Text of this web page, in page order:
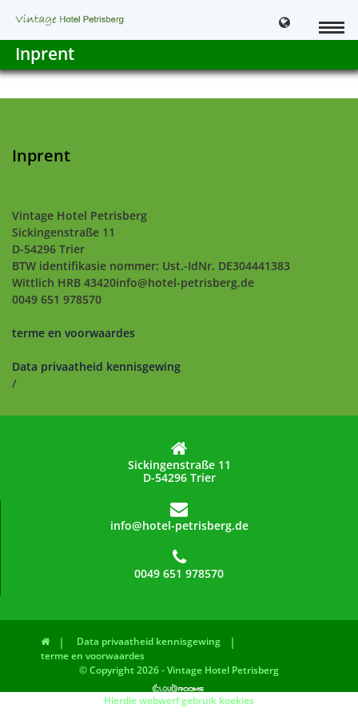
Inprent
Inprent
Vintage Hotel Petrisberg
Sickingenstraße 11
D-54296 Trier
BTW identifikasie nommer: Ust.-IdNr. DE304441383
Wittlich HRB 43420info@hotel-petrisberg.de
0049 651 978570
terme en voorwaardes
Data privaatheid kennisgewing
/
Sickingenstraße 11
D-54296 Trier
info@hotel-petrisberg.de
0049 651 978570
Data privaatheid kennisgewing
terme en voorwaardes
© Copyright 2026 - Vintage Hotel Petrisberg
Hierdie webwerf gebruik koekies